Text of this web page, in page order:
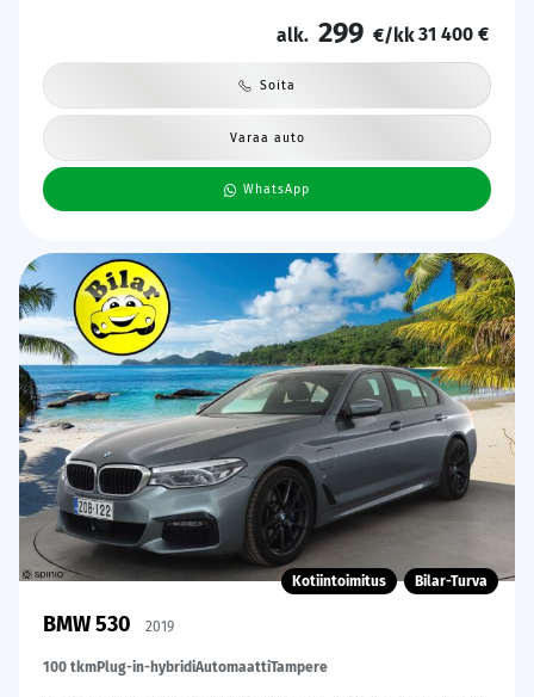
alk. 299 €/kk31 400 €
Soita
Varaa auto
WhatsApp
Kotiintoimitus Bilar-Turva
BMW 530 2019
100 tkmPlug-in-hybridiAutomaattiTampere